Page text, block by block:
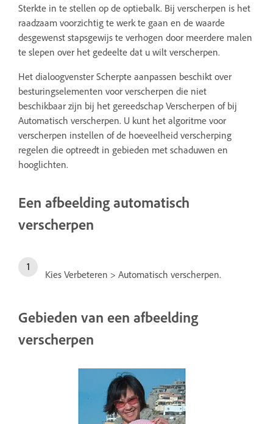
Sterkte in te stellen op de optiebalk. Bij verscherpen is het
raadzaam voorzichtig te werk te gaan en de waarde
desgewenst stapsgewijs te verhogen door meerdere malen
te slepen over het gedeelte dat u wilt verscherpen.
Het dialoogvenster Scherpte aanpassen beschikt over
besturingselementen voor verscherpen die niet
beschikbaar zijn bij het gereedschap Verscherpen of bij
Automatisch verscherpen. U kunt het algoritme voor
verscherpen instellen of de hoeveelheid verscherping
regelen die optreedt in gebieden met schaduwen en
hooglichten.
Een afbeelding automatisch
verscherpen
Kies Verbeteren > Automatisch verscherpen.
Gebieden van een afbeelding
verscherpen